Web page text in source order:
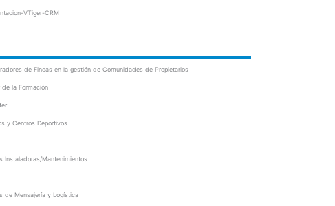
VTiger-CRM
de Fincas en la gestión de Comunidades de Propietarios
la Formación
y Centros Deportivos
Instaladoras/Mantenimientos
de Mensajería y Logística